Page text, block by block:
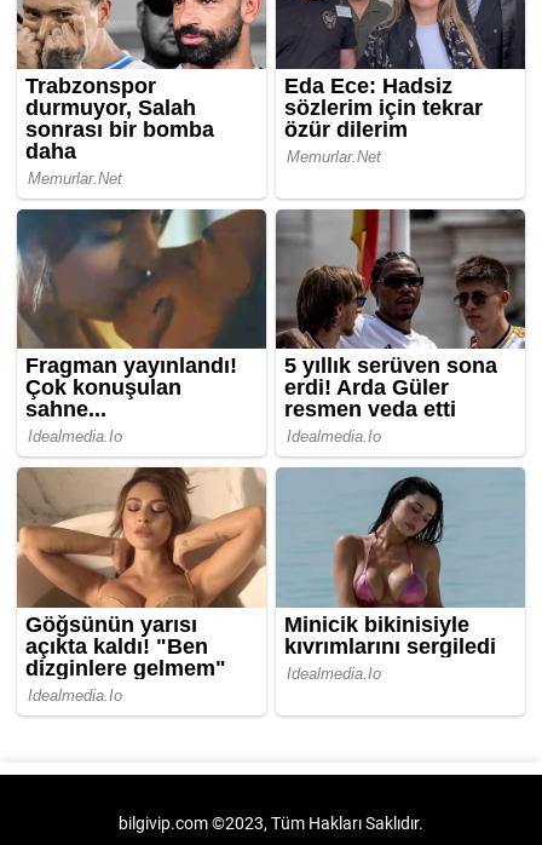
bilgivip.com ©2023, Tüm Hakları Saklıdır.